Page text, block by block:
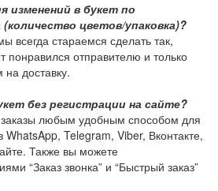
изменений в букет по
цветов/упаковка)?
всегда стараемся сделать так,
понравился отправителю и только
на доставку.
без регистрации на сайте?
любым удобным способом для
Telegram, Viber, Вконтакте,
Также вы можете
“Заказ звонка” и “Быстрый заказ”